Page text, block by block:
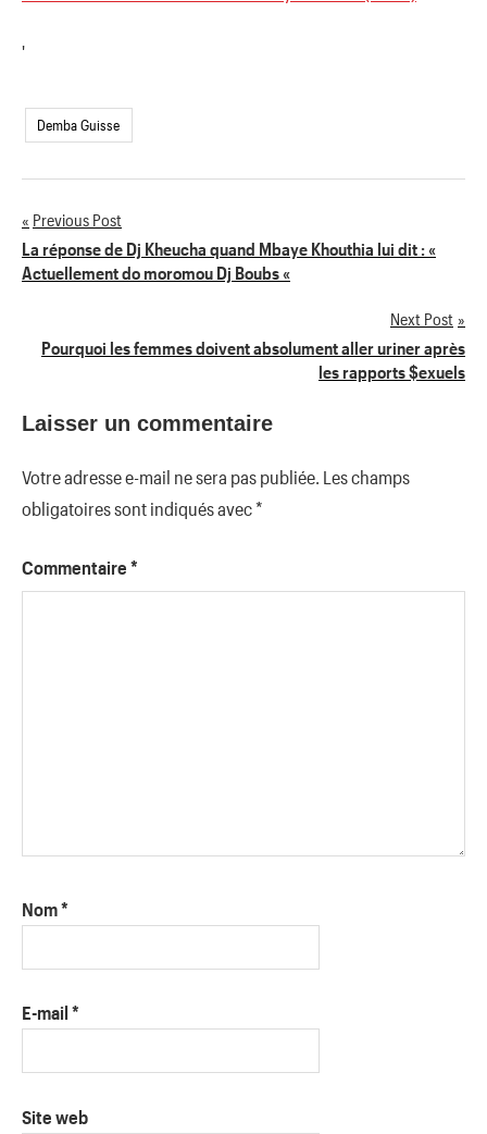
'
Demba Guisse
Navigation
de
Previous Post
La réponse de Dj Kheucha quand Mbaye Khouthia lui dit : «
Actuellement do moromou Dj Boubs «
Next Post
Pourquoi les femmes doivent absolument aller uriner après
les rapports $exuels
Laisser un commentaire
Votre adresse e-mail ne sera pas publiée. Les champs
obligatoires sont indiqués avec*
Commentaire *
Nom*
E-mail *
Site web